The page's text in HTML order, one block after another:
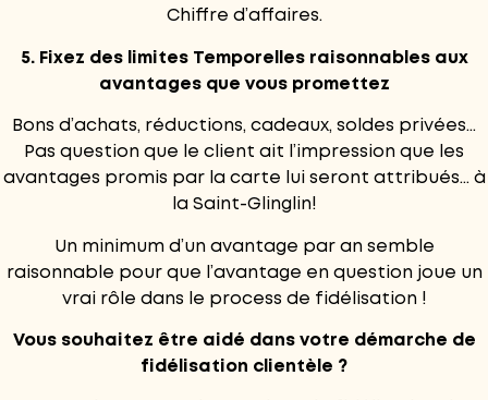
Chiffre d’affaires.
5. Fixez des limites Temporelles raisonnables aux
avantages que vous promettez
Bons d’achats, réductions, cadeaux, soldes privées…
Pas question que le client ait l’impression que les
avantages promis par la carte lui seront attribués… à
la Saint-Glinglin!
Un minimum d’un avantage par an semble
raisonnable pour que l’avantage en question joue un
vrai rôle dans le process de fidélisation !
Vous souhaitez être aidé dans votre démarche de
fidélisation clientèle ?